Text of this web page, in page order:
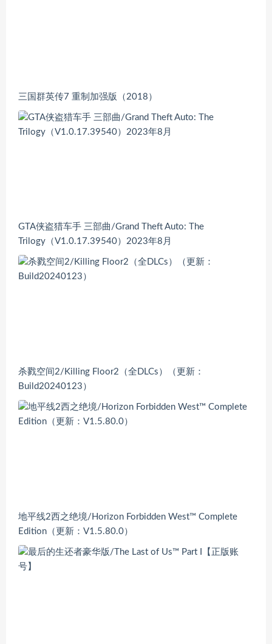
三国群英传7 重制加强版（2018）
GTA侠盗猎车手 三部曲/Grand Theft Auto: The
Trilogy（V1.0.17.39540）2023年8月
杀戮空间2/Killing Floor2（全DLCs）（更新：
Build20240123）
地平线2西之绝境/Horizon Forbidden West™ Complete
Edition（更新：V1.5.80.0）